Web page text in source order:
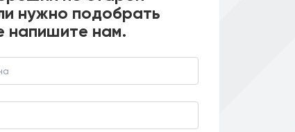
нужно подобрать
напишите нам.